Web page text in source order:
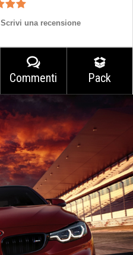
Scrivi una recensione
Commenti Pack